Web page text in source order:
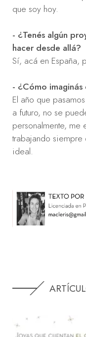
que soy hoy.
- ¿Tenés algún
hacer desde allá?
Sí, acá en España,
- ¿Cómo
El año que
a futuro, no se
personalmente, me
trabajando
ideal.